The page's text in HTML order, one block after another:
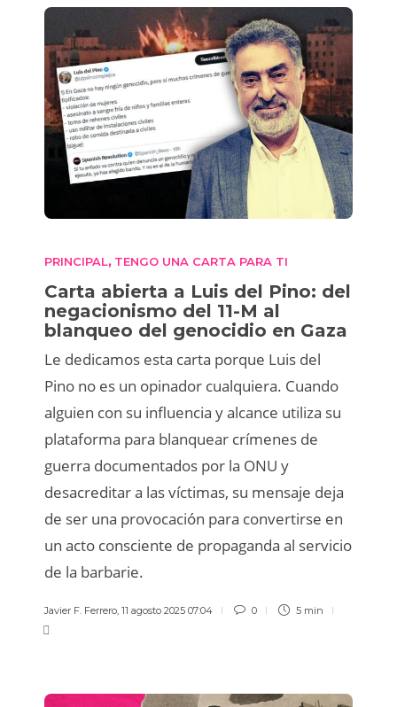
PRINCIPAL, TENGO UNA CARTA PARA TI
Carta abierta a Luis del Pino: del
negacionismo del 11-M al
blanqueo del genocidio en Gaza
Le dedicamos esta carta porque Luis del
Pino no es un opinador cualquiera. Cuando
alguien con su influencia y alcance utiliza su
plataforma para blanquear crímenes de
guerra documentados por la ONU y
desacreditar a las víctimas, su mensaje deja
de ser una provocación para convertirse en
un acto consciente de propaganda al servicio
de la barbarie.
Javier F. Ferrero, 11 agosto 2025 07:04 0 5 min